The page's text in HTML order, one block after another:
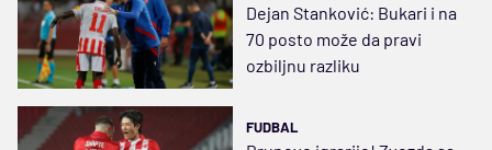
Dejan Stanković: Bukari i na
70 posto može da pravi
ozbiljnu razliku
FUDBAL